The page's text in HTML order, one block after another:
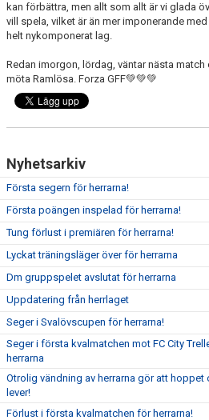
kan förbättra, men allt som allt är vi glada
vill spela, vilket är än mer imponerande
helt nykomponerat lag.
Redan imorgon, lördag, väntar nästa
möta Ramlösa. Forza GFF💚💚💚
Nyhetsarkiv
Första segern för herrarna!
Första poängen inspelad för herrarna!
Tung förlust i premiären för herrarna!
Lyckat träningsläger över för herrarna
Dm gruppspelet avslutat för herrarna
Uppdatering från herrlaget
Seger i Svalövscupen för herrarna!
Seger i första kvalmatchen mot FC City
herrarna
Otrolig vändning av herrarna gör att hoppet
lever!
Förlust i första kvalmatchen för herrarna!